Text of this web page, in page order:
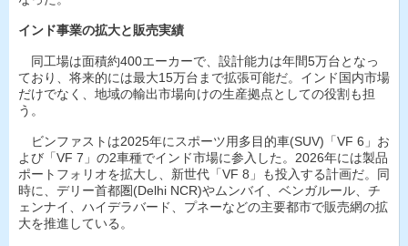
インド事業の拡大と販売実績
同工場は面積約400エーカーで、設計能力は年間5万台となっ
ており、将来的には最大15万台まで拡張可能だ。インド国内市場
だけでなく、地域の輸出市場向けの生産拠点としての役割も担
う。
ビンファストは2025年にスポーツ用多目的車(SUV)「VF 6」お
よび「VF 7」の2車種でインド市場に参入した。2026年には製品
ポートフォリオを拡大し、新世代「VF 8」も投入する計画だ。同
時に、デリー首都圏(Delhi NCR)やムンバイ、ベンガルール、チ
ェンナイ、ハイデラバード、プネーなどの主要都市で販売網の拡
大を推進している。